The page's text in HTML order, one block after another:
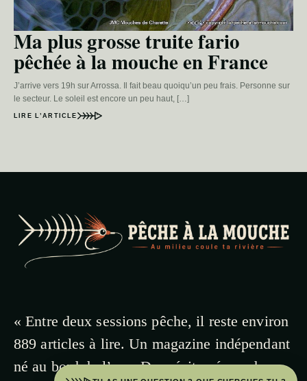
Ma plus grosse truite fario
pêchée à la mouche en France
J’arrive vers 19h sur Arrossa. Il fait beau quoiqu’un peu frais. Personne sur
le secteur. Le soleil est encore un peu haut, […]
LIRE L’ARTICLE
« Entre deux sessions pêche, il reste environ
889 articles à lire. Un magazine indépendant
né au bord de l’eau. Des récits vécus, des